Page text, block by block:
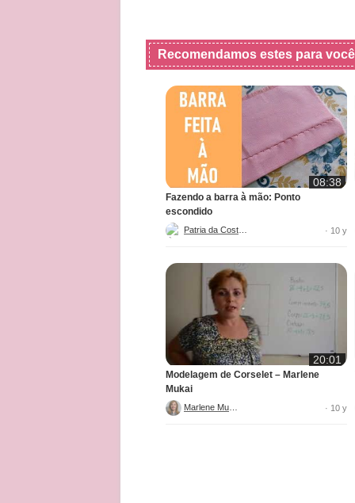
Recomendamos estes para você
08:38
Fazendo a barra à mão: Ponto
escondido
· 10 y
20:01
Modelagem de Corselet – Marlene
Mukai
· 10 y